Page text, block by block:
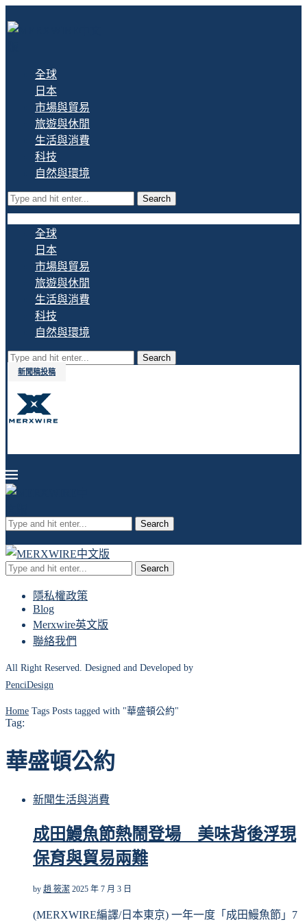
全球
日本
市場與貿易
旅遊與休閒
生活與消費
科技
自然與環境
Search
全球
日本
市場與貿易
旅遊與休閒
生活與消費
科技
自然與環境
Search
新聞稿投稿
Search
Search
隱私權政策
Blog
Merxwire英文版
聯絡我們
All Right Reserved. Designed and Developed by
PenciDesign
Home Tags Posts tagged with "華盛頓公約"
Tag:
華盛頓公約
新聞生活與消費
成田鰻魚節熱鬧登場 美味背後浮現
保育與貿易兩難
by 趙 筱潔 2025 年 7 月 3 日
(MERXWIRE編譯/日本東京) 一年一度「成田鰻魚節」7